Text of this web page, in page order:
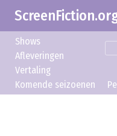
Shows
Afleveringen
Vertaling
Komende seizoenen